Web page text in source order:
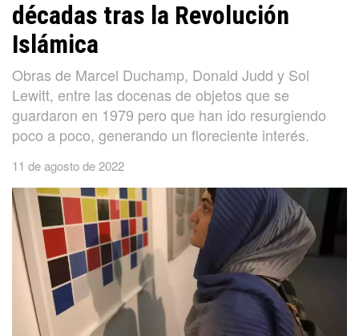
décadas tras la Revolución
Islámica
Obras de Marcel Duchamp, Donald Judd y Sol
Lewitt, entre las docenas de objetos que se
guardaron en 1979 pero que han ido resurgiendo
poco a poco, generando un floreciente interés.
11 de agosto de 2022